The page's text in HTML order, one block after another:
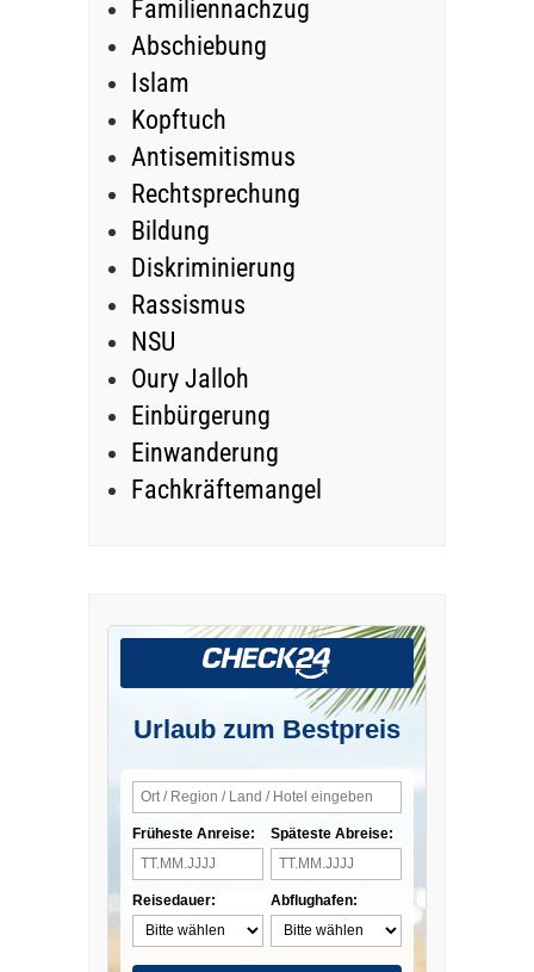
Familiennachzug
Abschiebung
Islam
Kopftuch
Antisemitismus
Rechtsprechung
Bildung
Diskriminierung
Rassismus
NSU
Oury Jalloh
Einbürgerung
Einwanderung
Fachkräftemangel
Urlaub zum Bestpreis
Früheste Anreise:
Reisedauer:
Späteste Abreise:
Abflughafen: